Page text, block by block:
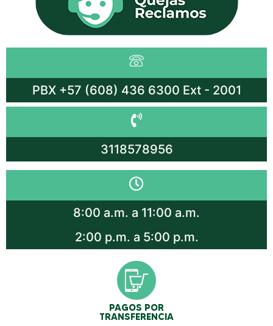
PBX +57 (608) 436 6300 Ext - 2001
3118578956
8:00 a.m. a 11:00 a.m.
2:00 p.m. a 5:00 p.m.
PAGOS POR
TRANSFERENCIA